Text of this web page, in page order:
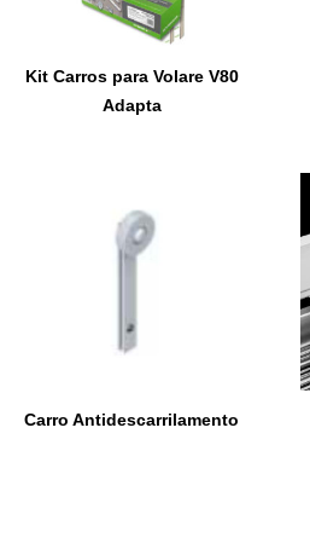
Kit Carros para Volare V80
Adapta
Carro Antidescarrilamento